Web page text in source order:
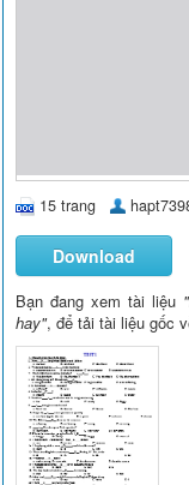
15 trang
Download
Bạn đang xem tài liệu
hay", để tải tài liệu gốc